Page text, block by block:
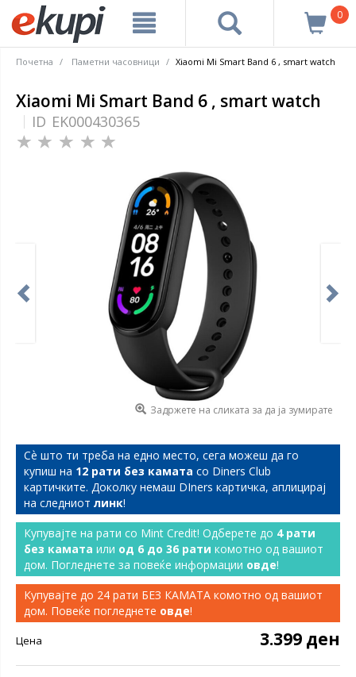
0
Почетна Паметни часовници Xiaomi Mi Smart Band 6 , smart watch
Xiaomi Mi Smart Band 6 , smart watch
ID EK000430365
Задржете на сликата за да ја зумирате
Сѐ што ти треба на едно место, сега можеш да го
купиш на 12 рати без камата со Diners Club
картичките. Доколку немаш DIners картичка, аплицирај
на следниот линк!
Купувајте на рати со Mint Credit! Одберете до 4 рати
без камата или од 6 до 36 рати комотно од вашиот
дом. Погледнете за повеќе информации овде!
Купувајте до 24 рати БЕЗ КАМАТА комотно од вашиот
дом. Повеќе погледнете овде!
Цена 3.399 ден